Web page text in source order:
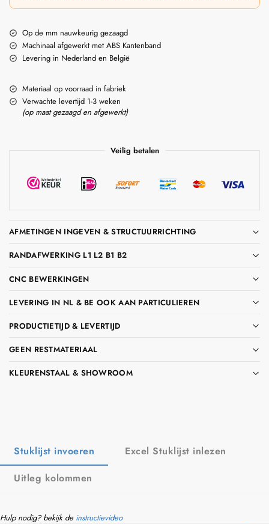
Op de mm nauwkeurig gezaagd
Machinaal afgewerkt met ABS Kantenband
Levering in Nederland en België
Materiaal op voorraad in fabriek
Verwachte levertijd 1-3 weken
(op maat gezaagd en afgewerkt)
Veilig betalen
AFMETINGEN INGEVEN & STRUCTUURRICHTING
RANDAFWERKING L1 L2 B1 B2
CNC BEWERKINGEN
LEVERING IN NL & BE OOK AAN PARTICULIEREN
PRODUCTIETIJD & LEVERTIJD
GEEN RESTMATERIAAL
KLEURENSTAAL & SHOWROOM
Stuklijst invoeren
Excel Stuklijst inlezen
Uitleg kolommen
Hulp nodig? bekijk de instructievideo